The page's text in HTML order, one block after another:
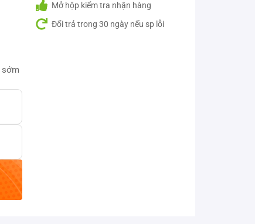
sớm
Mở hộp kiểm tra nhận hàng
Đổi trả trong 30 ngày nếu sp lỗi